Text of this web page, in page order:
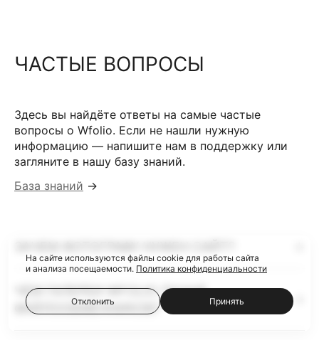
ЧАСТЫЕ ВОПРОСЫ
Здесь вы найдёте ответы на самые частые
вопросы о Wfolio. Если не нашли нужную
информацию — напишите нам в поддержку или
загляните в нашу базу знаний.
База знаний →
ЧЕМ ГАЛЕРЕИ WFOLIO ЛУЧШЕ
ФАЙЛООБМЕННИКОВ?
На сайте используются файлы cookie для работы сайта
и анализа посещаемости. Политика конфиденциальности
Отклонить Принять